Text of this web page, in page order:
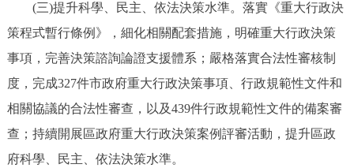
(三)提升科學、民主、依法決策水準。落實《重大行政決
策程式暫行條例》，細化相關配套措施，明確重大行政決策
事項，完善決策諮詢論證支援體系；嚴格落實合法性審核制
度，完成327件市政府重大行政決策事項、行政規範性文件和
相關協議的合法性審查，以及439件行政規範性文件的備案審
查；持續開展區政府重大行政決策案例評審活動，提升區政
府科學、民主、依法決策水準。